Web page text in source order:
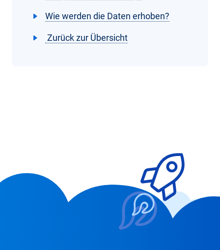
Wie werden die Daten erhoben?
Zurück zur Übersicht